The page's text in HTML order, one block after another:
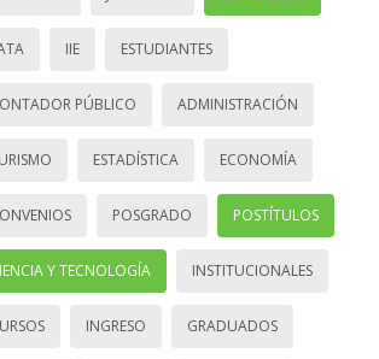
IIE ESTUDIANTES
PÚBLICO ADMINISTRACIÓN
ESTADÍSTICA ECONOMÍA
POSGRADO POSTÍTULOS
Y TECNOLOGÍA INSTITUCIONALES
INGRESO GRADUADOS